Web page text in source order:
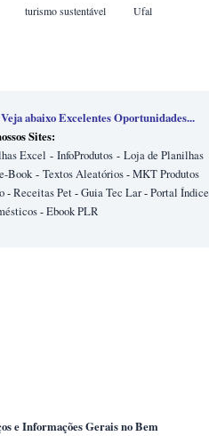
turismo sustentável Ufal
abaixo Excelentes Oportunidades...
Sites:
Excel - InfoProdutos - Loja de Planilhas
Book- Textos Aleatórios-MKT Produtos
-Receitas Pet-Guia Tec Lar-Portal Índice
-Ebook PLR
e Informações Gerais no Bem